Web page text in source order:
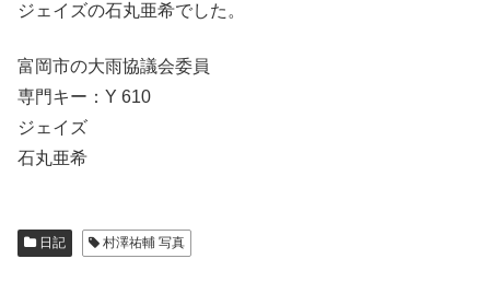
ジェイズの石丸亜希でした。
富岡市の大雨協議会委員
専門キー：Y 610
ジェイズ
石丸亜希
日記 村澤祐輔 写真